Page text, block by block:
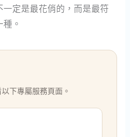
定是最花俏的，而是最符
。
下專屬服務頁面。